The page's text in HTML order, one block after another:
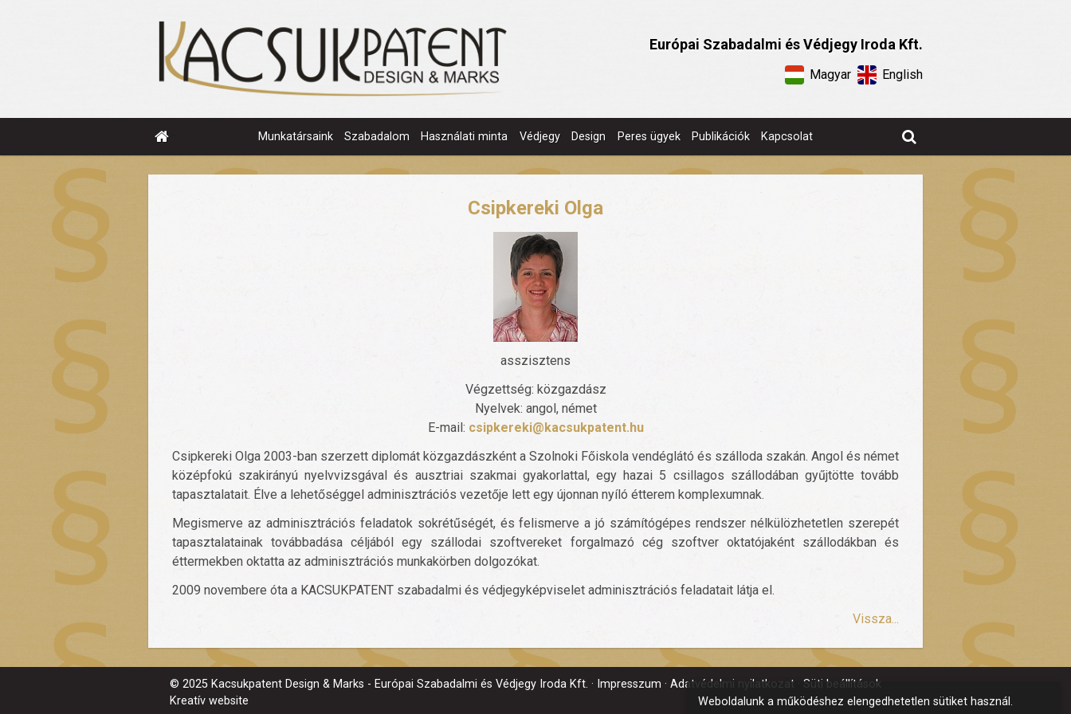
Európai Szabadalmi és Védjegy Iroda Kft.
Magyar English
Munkatársaink Szabadalom Használati minta Védjegy Design Peres ügyek Publikációk Kapcsolat
Csipkereki Olga
asszisztens
Végzettség: közgazdász
Nyelvek: angol, német
E-mail: csipkereki@kacsukpatent.hu
Csipkereki Olga 2003-ban szerzett diplomát közgazdászként a Szolnoki Főiskola vendéglátó és szálloda szakán. Angol és német
középfokú szakirányú nyelvvizsgával és ausztriai szakmai gyakorlattal, egy hazai 5 csillagos szállodában gyűjtötte tovább
tapasztalatait. Élve a lehetőséggel adminisztrációs vezetője lett egy újonnan nyíló étterem komplexumnak.
Megismerve az adminisztrációs feladatok sokrétűségét, és felismerve a jó számítógépes rendszer nélkülözhetetlen szerepét
tapasztalatainak továbbadása céljából egy szállodai szoftvereket forgalmazó cég szoftver oktatójaként szállodákban és
éttermekben oktatta az adminisztrációs munkakörben dolgozókat.
2009 novembere óta a KACSUKPATENT szabadalmi és védjegyképviselet adminisztrációs feladatait látja el.
Vissza...
© 2025 Kacsukpatent Design & Marks - Európai Szabadalmi és Védjegy Iroda Kft. Impresszum Adatvédelmi nyilatkozat
Süti beállítások
Kreatív website
Weboldalunk a működéshez elengedhetetlen sütiket használ.